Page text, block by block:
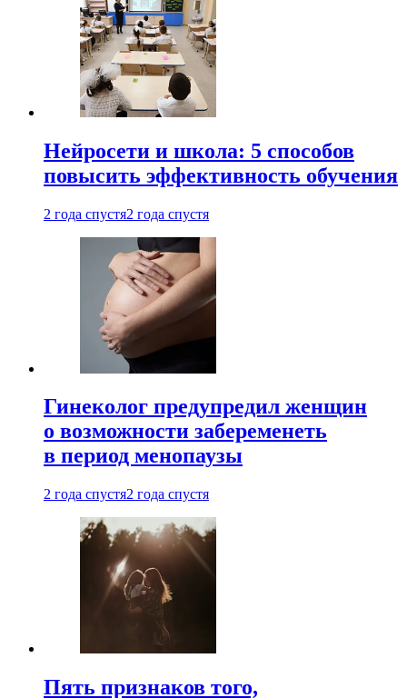
Нейросети и школа: 5 способов
повысить эффективность обучения
2 года спустя2 года спустя
Гинеколог предупредил женщин
о возможности забеременеть
в период менопаузы
2 года спустя2 года спустя
Пять признаков того,